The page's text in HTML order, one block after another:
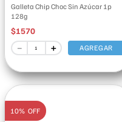
Galleta Chip Choc Sin Azúcar 1p
128g
$1570
＋
－ AGREGAR
10% OFF